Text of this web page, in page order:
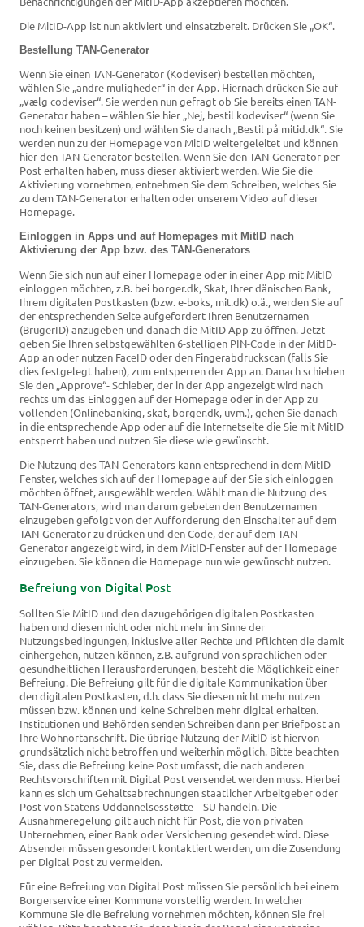
Die MitID-App ist nun aktiviert und einsatzbereit. Drücken Sie „OK“.
Bestellung TAN-Generator
Wenn Sie einen TAN-Generator (Kodeviser) bestellen möchten,
wählen Sie „andre muligheder“ in der App. Hiernach drücken Sie auf
„vælg codeviser“. Sie werden nun gefragt ob Sie bereits einen TAN-
Generator haben – wählen Sie hier „Nej, bestil kodeviser“ (wenn Sie
noch keinen besitzen) und wählen Sie danach „Bestil på mitid.dk“. Sie
werden nun zu der Homepage von MitID weitergeleitet und können
hier den TAN-Generator bestellen. Wenn Sie den TAN-Generator per
Post erhalten haben, muss dieser aktiviert werden. Wie Sie die
Aktivierung vornehmen, entnehmen Sie dem Schreiben, welches Sie
zu dem TAN-Generator erhalten oder unserem Video auf dieser
Homepage.
Einloggen in Apps und auf Homepages mit MitID nach
Aktivierung der App bzw. des TAN-Generators
Wenn Sie sich nun auf einer Homepage oder in einer App mit MitID
einloggen möchten, z.B. bei borger.dk, Skat, Ihrer dänischen Bank,
Ihrem digitalen Postkasten (bzw. e-boks, mit.dk) o.ä., werden Sie auf
der entsprechenden Seite aufgefordert Ihren Benutzernamen
(BrugerID) anzugeben und danach die MitID App zu öffnen. Jetzt
geben Sie Ihren selbstgewählten 6-stelligen PIN-Code in der MitID-
App an oder nutzen FaceID oder den Fingerabdruckscan (falls Sie
dies festgelegt haben), zum entsperren der App an. Danach schieben
Sie den „Approve“- Schieber, der in der App angezeigt wird nach
rechts um das Einloggen auf der Homepage oder in der App zu
vollenden (Onlinebanking, skat, borger.dk, uvm.), gehen Sie danach
in die entsprechende App oder auf die Internetseite die Sie mit MitID
entsperrt haben und nutzen Sie diese wie gewünscht.
Die Nutzung des TAN-Generators kann entsprechend in dem MitID-
Fenster, welches sich auf der Homepage auf der Sie sich einloggen
möchten öffnet, ausgewählt werden. Wählt man die Nutzung des
TAN-Generators, wird man darum gebeten den Benutzernamen
einzugeben gefolgt von der Aufforderung den Einschalter auf dem
TAN-Generator zu drücken und den Code, der auf dem TAN-
Generator angezeigt wird, in dem MitID-Fenster auf der Homepage
einzugeben. Sie können die Homepage nun wie gewünscht nutzen.
Befreiung von Digital Post
Sollten Sie MitID und den dazugehörigen digitalen Postkasten
haben und diesen nicht oder nicht mehr im Sinne der
Nutzungsbedingungen, inklusive aller Rechte und Pflichten die damit
einhergehen, nutzen können, z.B. aufgrund von sprachlichen oder
gesundheitlichen Herausforderungen, besteht die Möglichkeit einer
Befreiung. Die Befreiung gilt für die digitale Kommunikation über
den digitalen Postkasten, d.h. dass Sie diesen nicht mehr nutzen
müssen bzw. können und keine Schreiben mehr digital erhalten.
Institutionen und Behörden senden Schreiben dann per Briefpost an
Ihre Wohnortanschrift. Die übrige Nutzung der MitID ist hiervon
grundsätzlich nicht betroffen und weiterhin möglich. Bitte beachten
Sie, dass die Befreiung keine Post umfasst, die nach anderen
Rechtsvorschriften mit Digital Post versendet werden muss. Hierbei
kann es sich um Gehaltsabrechnungen staatlicher Arbeitgeber oder
Post von Statens Uddannelsesstøtte – SU handeln. Die
Ausnahmeregelung gilt auch nicht für Post, die von privaten
Unternehmen, einer Bank oder Versicherung gesendet wird. Diese
Absender müssen gesondert kontaktiert werden, um die Zusendung
per Digital Post zu vermeiden.
Für eine Befreiung von Digital Post müssen Sie persönlich bei einem
Borgerservice einer Kommune vorstellig werden. In welcher
Kommune Sie die Befreiung vornehmen möchten, können Sie frei